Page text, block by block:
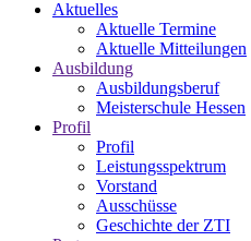
Aktuelles
Aktuelle Termine
Aktuelle Mitteilungen
Ausbildung
Ausbildungsberuf
Meisterschule Hessen
Profil
Profil
Leistungsspektrum
Vorstand
Ausschüsse
Geschichte der ZTI